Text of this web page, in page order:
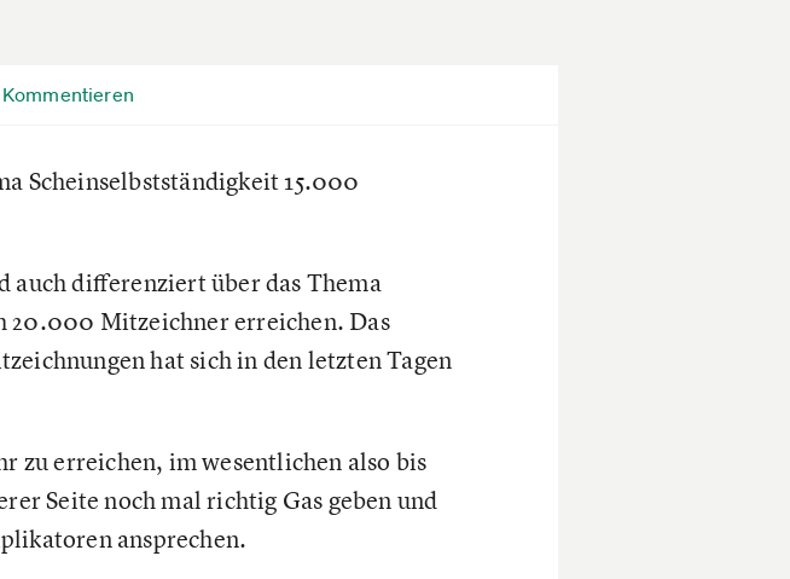
Kommentieren
Scheinselbstständigkeit 15.000
auch differenziert über das Thema
20.000 Mitzeichner erreichen. Das
hat sich in den letzten Tagen
zu erreichen, im wesentlichen also bis
Seite noch mal richtig Gas geben und
ansprechen.